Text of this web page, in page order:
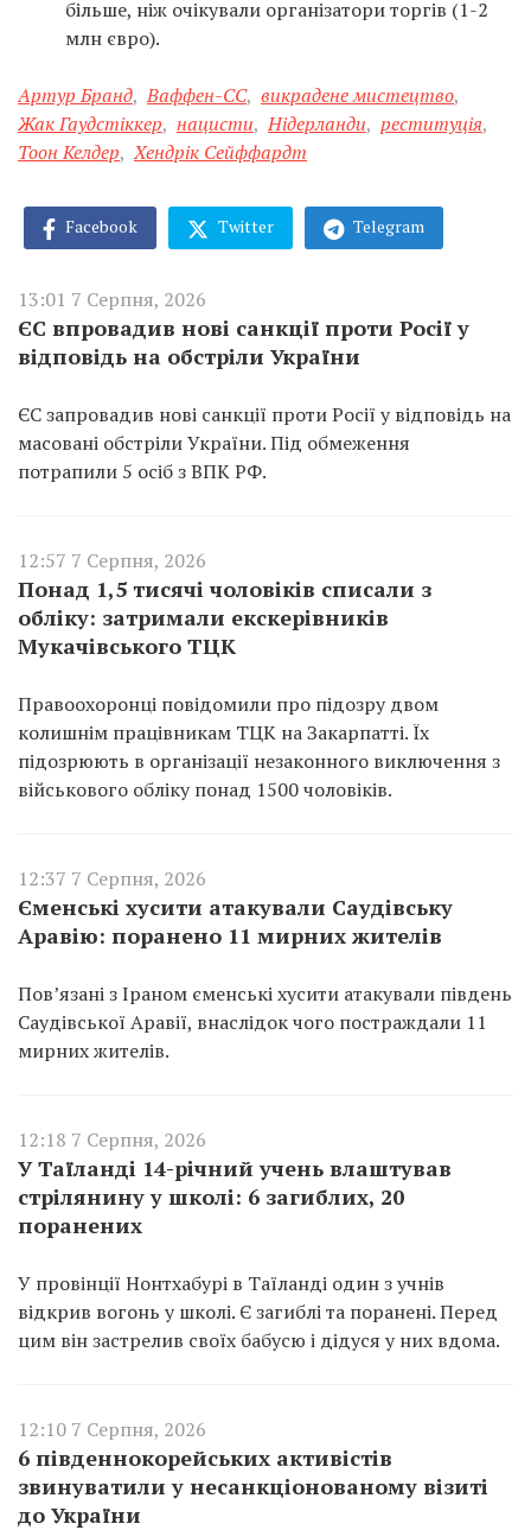
більше, ніж очікували організатори торгів (1-2
млн євро).
Артур Бранд, Ваффен-СС, викрадене мистецтво,
Жак Гаудстіккер, нацисти, Нідерланди, реституція,
Тоон Келдер, Хендрік Сейффардт
Facebook Twitter Telegram
13:01 7 Серпня, 2026
ЄС впровадив нові санкції проти Росії у
відповідь на обстріли України
ЄС запровадив нові санкції проти Росії у відповідь на
масовані обстріли України. Під обмеження
потрапили 5 осіб з ВПК РФ.
12:57 7 Серпня, 2026
Понад 1,5 тисячі чоловіків списали з
обліку: затримали екскерівників
Мукачівського ТЦК
Правоохоронці повідомили про підозру двом
колишнім працівникам ТЦК на Закарпатті. Їх
підозрюють в організації незаконного виключення з
військового обліку понад 1500 чоловіків.
12:37 7 Серпня, 2026
Єменські хусити атакували Саудівську
Аравію: поранено 11 мирних жителів
Пов’язані з Іраном єменські хусити атакували південь
Саудівської Аравії, внаслідок чого постраждали 11
мирних жителів.
12:18 7 Серпня, 2026
У Таїланді 14-річний учень влаштував
стрілянину у школі: 6 загиблих, 20
поранених
У провінції Нонтхабурі в Таїланді один з учнів
відкрив вогонь у школі. Є загиблі та поранені. Перед
цим він застрелив своїх бабусю і дідуся у них вдома.
12:10 7 Серпня, 2026
6 південнокорейських активістів
звинуватили у несанкціонованому візиті
до України